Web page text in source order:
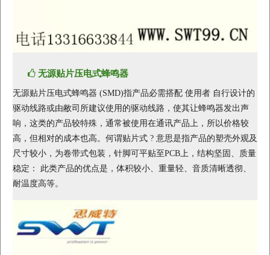
无源贴片压电式蜂鸣器
无源贴片压电式蜂鸣器 (SMD)指产品必需搭配 使用者 自行设计的
驱动线路或由敝司所建议使用的驱动线路，使其让蜂鸣器发出声
响，这类的产品较特殊，通常被使用在通讯产品上，所以价格较
高，但相对的成本也高。何谓贴片式 ? 意思是指产品的塑壳外观及
尺寸较小，为卷带式包装，针脚可平贴至PCB上，结构坚固、质量
稳定： 此类产品的优点是，体积较小、重量轻、音质清晰透彻、
耐温度高等。